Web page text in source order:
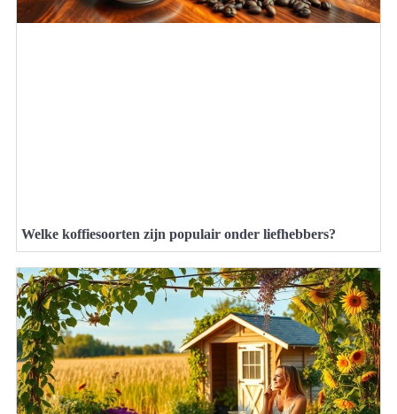
Welke koffiesoorten zijn populair onder liefhebbers?